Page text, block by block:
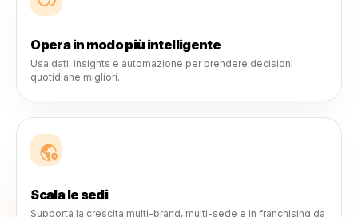
possibile e crescita più facile da gestire.
Per una sede, più sedi o il prossimo
franchising.
Rulrr è progettato per crescere con le aziende reali
dai brand locali agli operatori multi-sede in